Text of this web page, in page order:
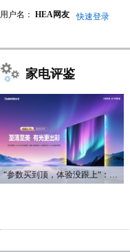
用户名： HEA网友 快速登录
家电评鉴
“参数买到顶，体验没跟上“：长虹追光Q70S给高端电视打了个样